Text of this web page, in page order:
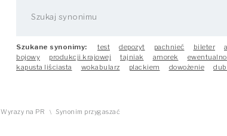
Szukane synonimy: test depozyt pachnieć bileter
bojowy
produkcji krajowej tajniak amorek
kapusta liściasta
wokabularz plackiem dowożenie
Wyrazy na PR \ Synonim przygaszać